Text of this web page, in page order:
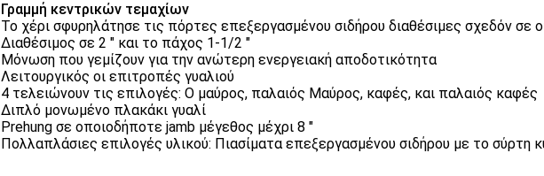
Γραμμή κεντρικών τεμαχίων
Το χέρι σφυρηλάτησε τις πόρτες επεξεργασμένου σιδήρου διαθέσιμες σχεδόν σε
Διαθέσιμος σε 2 ″ και το πάχος 1-1/2 ″
Μόνωση που γεμίζουν για την ανώτερη ενεργειακή αποδοτικότητα
Λειτουργικός οι επιτροπές γυαλιού
4 τελειώνουν τις επιλογές: Ο μαύρος, παλαιός Μαύρος, καφές, και παλαιός καφές
Διπλό μονωμένο πλακάκι γυαλί
Prehung σε οποιοδήποτε jamb μέγεθος μέχρι 8 ″
Πολλαπλάσιες επιλογές υλικού: Πιασίματα επεξεργασμένου σιδήρου με το σύρτη